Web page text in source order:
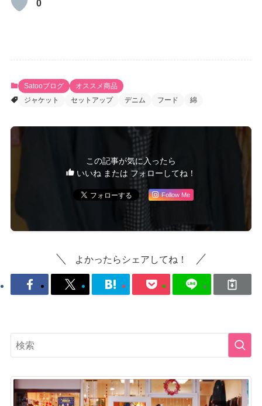
0
Satooブログ
オススメ商品
ジャケット
セットアップ デニム フード 綿
この記事が気に入ったら
いいね または フォローしてね！
Follow Me
よかったらシェアしてね！